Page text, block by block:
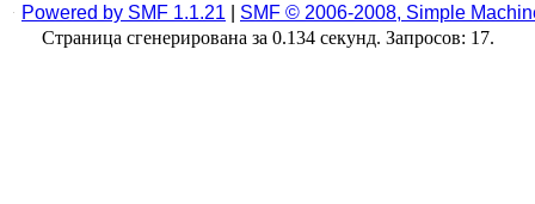
Powered by SMF 1.1.21
SMF © 2006-2008, Simple
Страница сгенерирована за 0.134 секунд. Запросов: 17.